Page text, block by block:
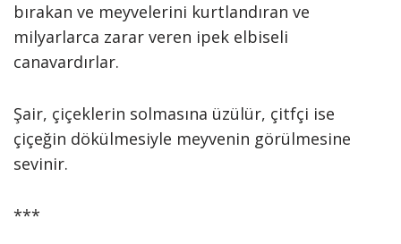
bırakan ve meyvelerini kurtlandıran ve
milyarlarca zarar veren ipek elbiseli
canavardırlar.
Şair, çiçeklerin solmasına üzülür, çitfçi ise
çiçeğin dökülmesiyle meyvenin görülmesine
sevinir.
***